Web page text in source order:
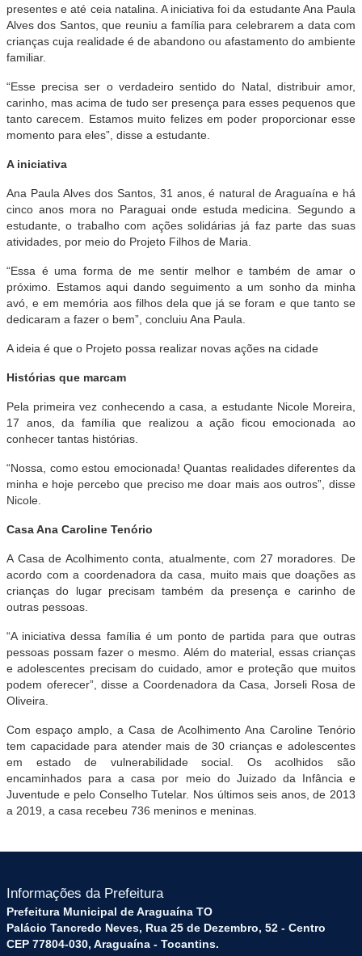
presentes e até ceia natalina. A iniciativa foi da estudante Ana Paula
Alves dos Santos, que reuniu a família para celebrarem a data com
crianças cuja realidade é de abandono ou afastamento do ambiente
familiar.
“Esse precisa ser o verdadeiro sentido do Natal, distribuir amor,
carinho, mas acima de tudo ser presença para esses pequenos que
tanto carecem. Estamos muito felizes em poder proporcionar esse
momento para eles”, disse a estudante.
A iniciativa
Ana Paula Alves dos Santos, 31 anos, é natural de Araguaína e há
cinco anos mora no Paraguai onde estuda medicina. Segundo a
estudante, o trabalho com ações solidárias já faz parte das suas
atividades, por meio do Projeto Filhos de Maria.
“Essa é uma forma de me sentir melhor e também de amar o
próximo. Estamos aqui dando seguimento a um sonho da minha
avó, e em memória aos filhos dela que já se foram e que tanto se
dedicaram a fazer o bem”, concluiu Ana Paula.
A ideia é que o Projeto possa realizar novas ações na cidade
Histórias que marcam
Pela primeira vez conhecendo a casa, a estudante Nicole Moreira,
17 anos, da família que realizou a ação ficou emocionada ao
conhecer tantas histórias.
“Nossa, como estou emocionada! Quantas realidades diferentes da
minha e hoje percebo que preciso me doar mais aos outros”, disse
Nicole.
Casa Ana Caroline Tenório
A Casa de Acolhimento conta, atualmente, com 27 moradores. De
acordo com a coordenadora da casa, muito mais que doações as
crianças do lugar precisam também da presença e carinho de
outras pessoas.
“A iniciativa dessa família é um ponto de partida para que outras
pessoas possam fazer o mesmo. Além do material, essas crianças
e adolescentes precisam do cuidado, amor e proteção que muitos
podem oferecer”, disse a Coordenadora da Casa, Jorseli Rosa de
Oliveira.
Com espaço amplo, a Casa de Acolhimento Ana Caroline Tenório
tem capacidade para atender mais de 30 crianças e adolescentes
em estado de vulnerabilidade social. Os acolhidos são
encaminhados para a casa por meio do Juizado da Infância e
Juventude e pelo Conselho Tutelar. Nos últimos seis anos, de 2013
a 2019, a casa recebeu 736 meninos e meninas.
Informações da Prefeitura
Prefeitura Municipal de Araguaína TO
Palácio Tancredo Neves, Rua 25 de Dezembro, 52 - Centro
CEP 77804-030, Araguaína - Tocantins.